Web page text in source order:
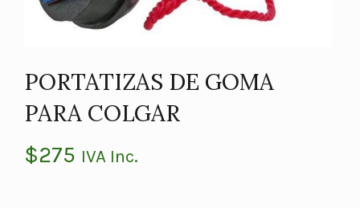
PORTATIZAS DE GOMA
PARA COLGAR
$275 IVA Inc.